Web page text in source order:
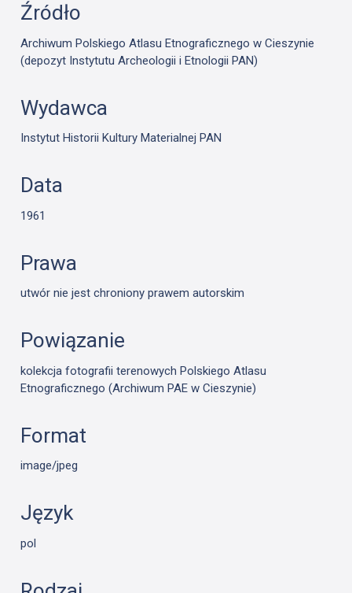
Źródło
Archiwum Polskiego Atlasu Etnograficznego w Cieszynie
(depozyt Instytutu Archeologii i Etnologii PAN)
Wydawca
Instytut Historii Kultury Materialnej PAN
Data
1961
Prawa
utwór nie jest chroniony prawem autorskim
Powiązanie
kolekcja fotografii terenowych Polskiego Atlasu
Etnograficznego (Archiwum PAE w Cieszynie)
Format
image/jpeg
Język
pol